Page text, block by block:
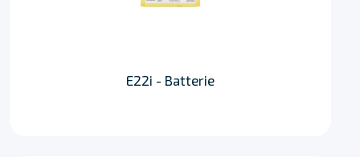
E22i - Batterie